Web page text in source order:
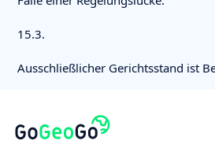
15.3.
Ausschließlicher Gerichtsstand ist